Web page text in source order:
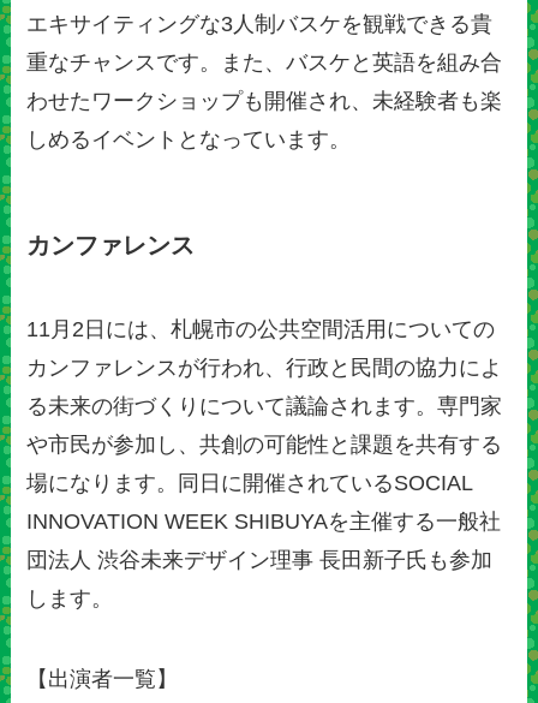
エキサイティングな3人制バスケを観戦できる貴
重なチャンスです。また、バスケと英語を組み合
わせたワークショップも開催され、未経験者も楽
しめるイベントとなっています。
カンファレンス
11月2日には、札幌市の公共空間活用についての
カンファレンスが行われ、行政と民間の協力によ
る未来の街づくりについて議論されます。専門家
や市民が参加し、共創の可能性と課題を共有する
場になります。同日に開催されているSOCIAL
INNOVATION WEEK SHIBUYAを主催する⼀般社
団法⼈ 渋⾕未来デザイン理事 ⻑⽥新⼦氏も参加
します。
【出演者一覧】